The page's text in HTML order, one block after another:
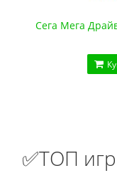
Сега Мега
✅ТОП